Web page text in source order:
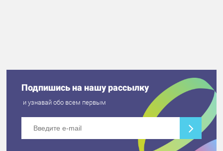
Подпишись на нашу рассылку
и узнавай обо всем первым